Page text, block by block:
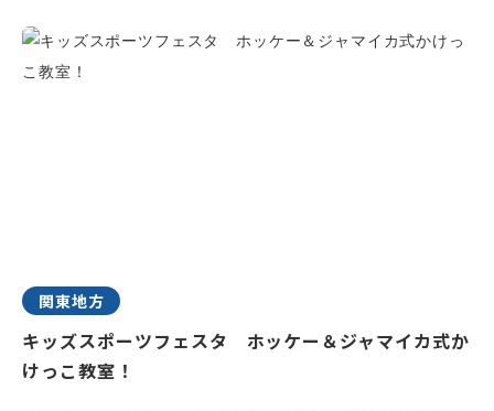
関東地方
キッズスポーツフェスタ ホッケー＆ジャマイカ式か
けっこ教室！